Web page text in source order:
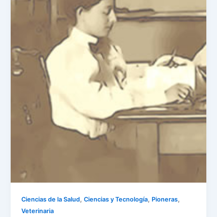
Ciencias de la Salud,Ciencias y Tecnología, Pioneras,
Veterinaria